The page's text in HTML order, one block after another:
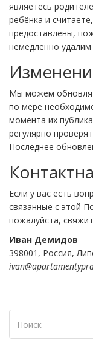
являетесь
ребёнка и
предоставлены,
немедленно
Мы можем
по мере
момента их
регулярно
Последнее
Если у вас есть
связанные с этой
пожалуйста,
Иван Демидов
398001, Россия,